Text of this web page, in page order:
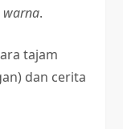
.
tajam
dan cerita